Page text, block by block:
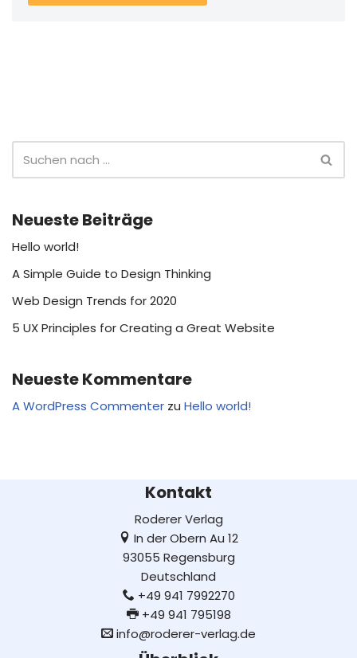
Neueste Beiträge
Hello world!
A Simple Guide to Design Thinking
Web Design Trends for 2020
5 UX Principles for Creating a Great Website
Neueste Kommentare
A WordPress Commenter zu Hello world!
Kontakt
Roderer Verlag
In der Obern Au 12
93055 Regensburg
Deutschland
+49 941 7992270
+49 941 795198
info@roderer-verlag.de